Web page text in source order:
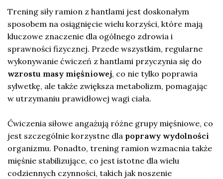
Trening siły ramion z hantlami jest doskonałym
sposobem na osiągnięcie wielu korzyści, które mają
kluczowe znaczenie dla ogólnego zdrowia i
sprawności fizycznej. Przede wszystkim, regularne
wykonywanie ćwiczeń z hantlami przyczynia się do
wzrostu masy mięśniowej, co nie tylko poprawia
sylwetkę, ale także zwiększa metabolizm, pomagając
w utrzymaniu prawidłowej wagi ciała.
Ćwiczenia siłowe angażują różne grupy mięśniowe, co
jest szczególnie korzystne dla poprawy wydolności
organizmu. Ponadto, trening ramion wzmacnia także
mięśnie stabilizujące, co jest istotne dla wielu
codziennych czynności, takich jak noszenie